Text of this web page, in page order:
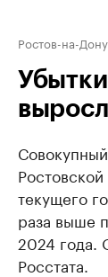
Ростов-на-Дону
текущего
раза выше
2024 года.
Росстата.